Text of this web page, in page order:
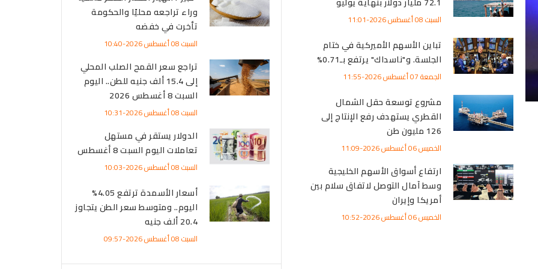
الاصطناعي وسط منافسة أميركية
الأربعاء 05 أغسطس 2026-10:39
تباين أسعار النفط عند التسوية
وسط ترقب نتائج المحادثات
الأميركية الإيرانية بشأن مضيق
هرمز
الأربعاء 05 أغسطس 2026-10:35
أسعار الغذاء تتصدر أزمات المعيشة
في أميركا.. 90% يعتبرونها أكبر
ضغوط الاستقرار الاقتصادي
الأربعاء 05 أغسطس 2026-10:32
أسواق عالمية
ترمب يخطط لمشاريع معادن حرجة بـ3
مليارات دولار لمواجهة نفوذ الصين
وراء تراجعه محليًا والحكومة
تأخرت في خفضه
السبت 08 أغسطس 2026-10:40
تراجع سعر القمح الصلب المحلي
إلى 15.4 ألف جنيه للطن.. اليوم
السبت 8 أغسطس 2026
السبت 08 أغسطس 2026-10:31
الدولار يستقر في مستهل
تعاملات اليوم السبت 8 أغسطس
السبت 08 أغسطس 2026-10:03
أسعار الأسمدة ترتفع 4.05%
اليوم.. ومتوسط سعر الطن يتجاوز
20.4 ألف جنيه
السبت 08 أغسطس 2026-09:57